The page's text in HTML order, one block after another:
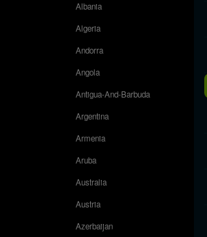
Albania
Algeria
Andorra
Angola
Antigua-And-Barbuda
Argentina
Armenia
Aruba
Australia
Austria
Azerbaijan